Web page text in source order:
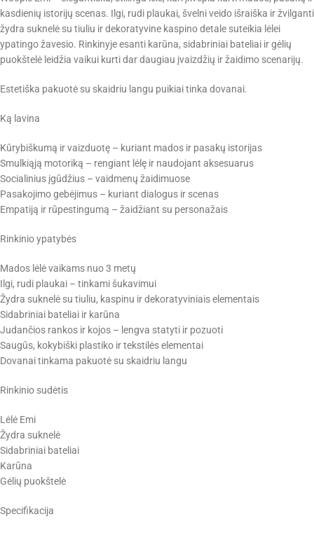
kasdienių istorijų scenas. Ilgi, rudi plaukai, švelni veido išraiška ir žvilganti
žydra suknelė su tiuliu ir dekoratyvine kaspino detale suteikia lėlei
ypatingo žavesio. Rinkinyje esanti karūna, sidabriniai bateliai ir gėlių
puokštelė leidžia vaikui kurti dar daugiau įvaizdžių ir žaidimo scenarijų.
Estetiška pakuotė su skaidriu langu puikiai tinka dovanai.
Ką lavina
Kūrybiškumą ir vaizduotę – kuriant mados ir pasakų istorijas
Smulkiąją motoriką – rengiant lėlę ir naudojant aksesuarus
Socialinius įgūdžius – vaidmenų žaidimuose
Pasakojimo gebėjimus – kuriant dialogus ir scenas
Empatiją ir rūpestingumą – žaidžiant su personažais
Rinkinio ypatybės
Mados lėlė vaikams nuo 3 metų
Ilgi, rudi plaukai – tinkami šukavimui
Žydra suknelė su tiuliu, kaspinu ir dekoratyviniais elementais
Sidabriniai bateliai ir karūna
Judančios rankos ir kojos – lengva statyti ir pozuoti
Saugūs, kokybiški plastiko ir tekstilės elementai
Dovanai tinkama pakuotė su skaidriu langu
Rinkinio sudėtis
Lėlė Emi
Žydra suknelė
Sidabriniai bateliai
Karūna
Gėlių puokštelė
Specifikacija